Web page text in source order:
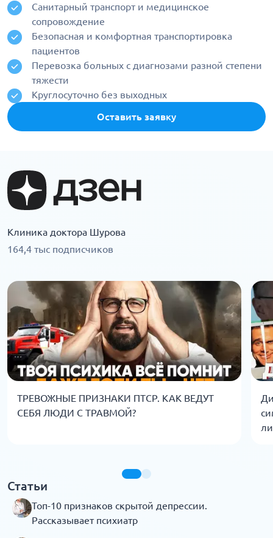
Санитарный транспорт и медицинское
сопровождение
Безопасная и комфортная транспортировка
пациентов
Перевозка больных с диагнозами разной степени
тяжести
Круглосуточно без выходных
Оставить заявку
Клиника доктора Шурова
164,4 тыс подписчиков
ТРЕВОЖНЫЕ ПРИЗНАКИ ПТСР. КАК ВЕДУТ
СЕБЯ ЛЮДИ С ТРАВМОЙ?
Статьи
Топ-10 признаков скрытой депрессии.
Рассказывает психиатр